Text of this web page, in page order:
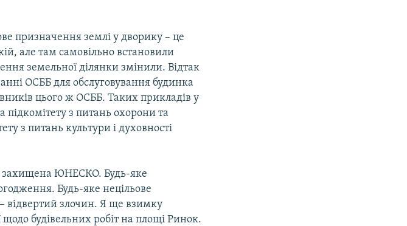
призначення землі у дворику – це
але там самовільно встановили
земельної ділянки змінили. Відтак
ОСББ для обслуговування будинка
цього ж ОСББ. Таких прикладів у
підкомітету з питань охорони та
з питань культури і духовності
захищена ЮНЕСКО. Будь-яке
Будь-яке нецільове
відвертий злочин. Я ще взимку
щодо будівельних робіт на площі Ринок.